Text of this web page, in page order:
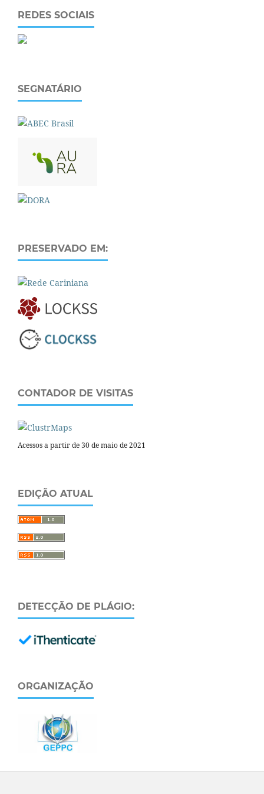
REDES SOCIAIS
SEGNATÁRIO
PRESERVADO EM:
CONTADOR DE VISITAS
Acessos a partir de 30 de maio de 2021
EDIÇÃO ATUAL
DETECÇÃO DE PLÁGIO:
ORGANIZAÇÃO